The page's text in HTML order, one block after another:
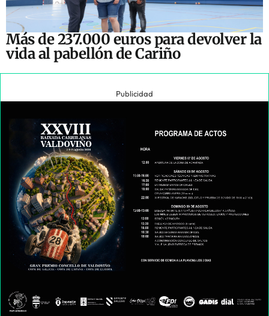
Más de 237.000 euros para devolver la
vida al pabellón de Cariño
Publicidad